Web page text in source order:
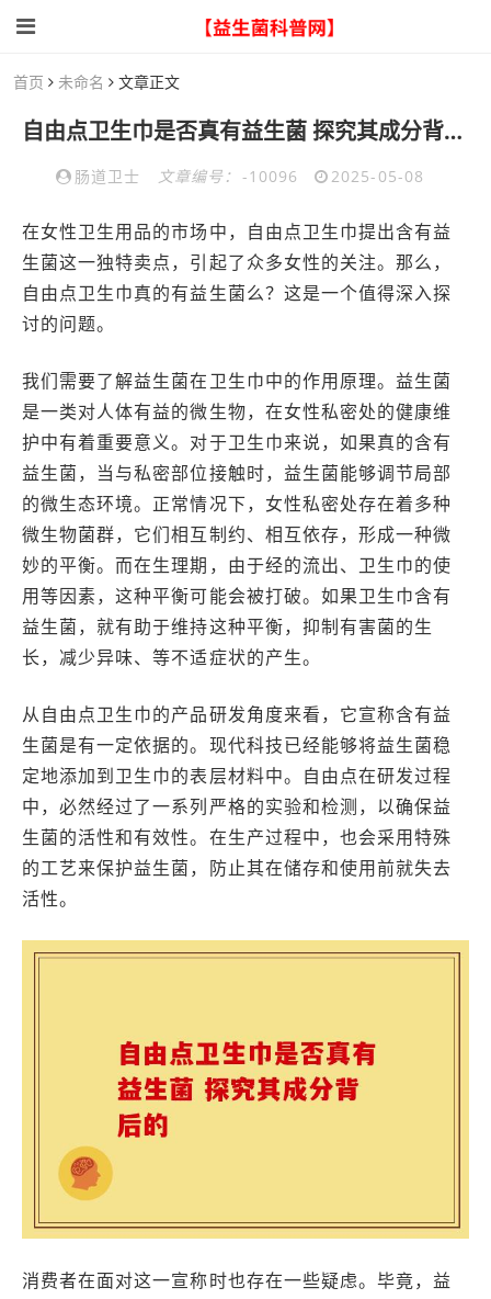
首页 未命名 文章正文
自由点卫生巾是否真有益生菌 探究其成分背后的
肠道卫士 文章编号： -10096 2025-05-08
在女性卫生用品的市场中，自由点卫生巾提出含有益
生菌这一独特卖点，引起了众多女性的关注。那么，
自由点卫生巾真的有益生菌么？这是一个值得深入探
讨的问题。
我们需要了解益生菌在卫生巾中的作用原理。益生菌
是一类对人体有益的微生物，在女性私密处的健康维
护中有着重要意义。对于卫生巾来说，如果真的含有
益生菌，当与私密部位接触时，益生菌能够调节局部
的微生态环境。正常情况下，女性私密处存在着多种
微生物菌群，它们相互制约、相互依存，形成一种微
妙的平衡。而在生理期，由于经的流出、卫生巾的使
用等因素，这种平衡可能会被打破。如果卫生巾含有
益生菌，就有助于维持这种平衡，抑制有害菌的生
长，减少异味、等不适症状的产生。
从自由点卫生巾的产品研发角度来看，它宣称含有益
生菌是有一定依据的。现代科技已经能够将益生菌稳
定地添加到卫生巾的表层材料中。自由点在研发过程
中，必然经过了一系列严格的实验和检测，以确保益
生菌的活性和有效性。在生产过程中，也会采用特殊
的工艺来保护益生菌，防止其在储存和使用前就失去
活性。
消费者在面对这一宣称时也存在一些疑虑。毕竟，益